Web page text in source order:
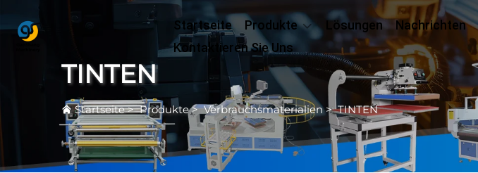
Startseite Produkte Lösungen Nachrichten
Kontaktieren Sie Uns
TINTEN
Startseite>Produkte>Verbrauchsmaterialien>TINTEN